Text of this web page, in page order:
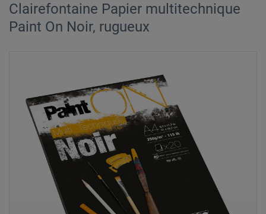
Clairefontaine Papier multitechnique
Paint On Noir, rugueux